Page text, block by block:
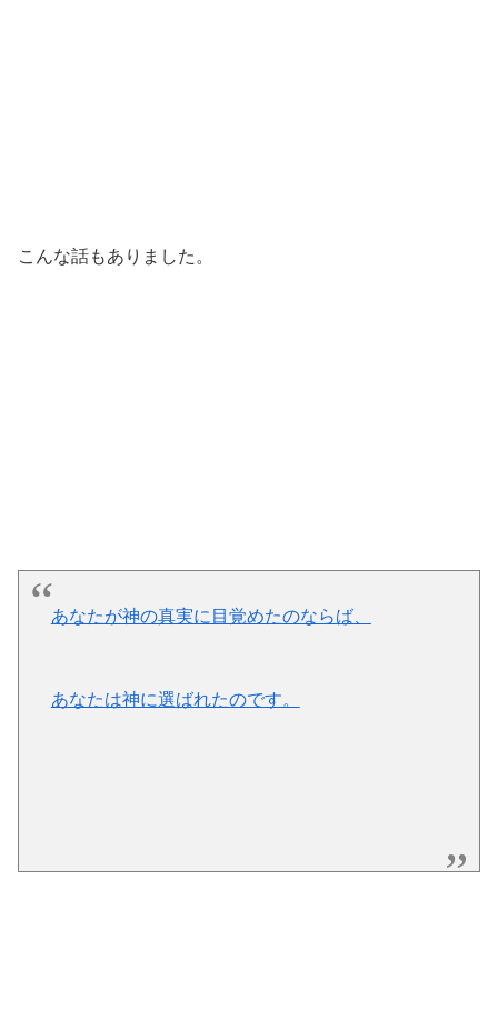
こんな話もありました。
あなたが神の真実に目覚めたのならば、
あなたは神に選ばれたのです。